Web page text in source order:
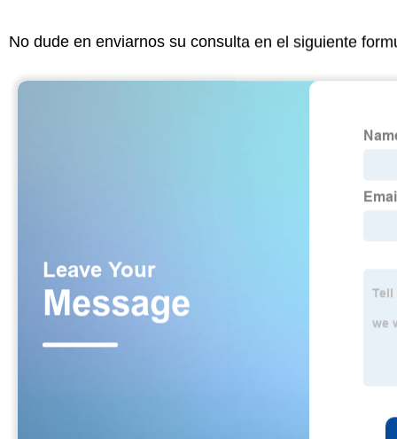
No dude en enviarnos su consulta en el siguiente